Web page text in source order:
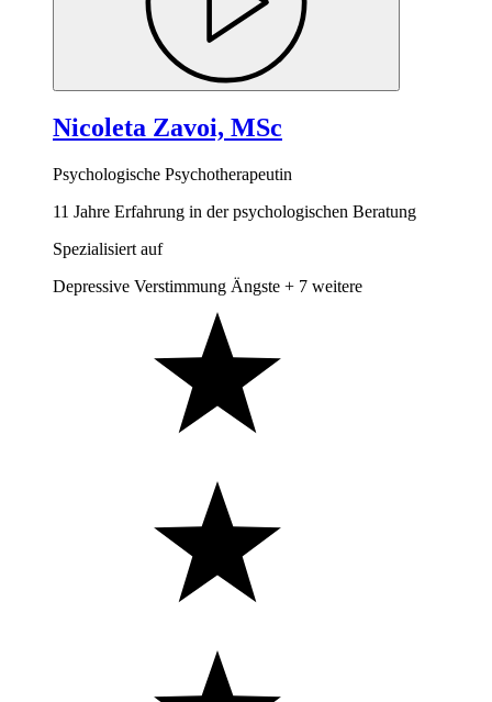
Nicoleta Zavoi, MSc
Psychologische Psychotherapeutin
11 Jahre Erfahrung in der psychologischen Beratung
Spezialisiert auf
Depressive Verstimmung Ängste + 7 weitere